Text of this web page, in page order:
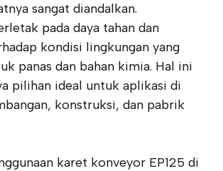
sangat diandalkan.
pada daya tahan dan
kondisi lingkungan yang
panas dan bahan kimia. Hal ini
pilihan ideal untuk aplikasi di
konstruksi, dan pabrik
karet konveyor EP125 di